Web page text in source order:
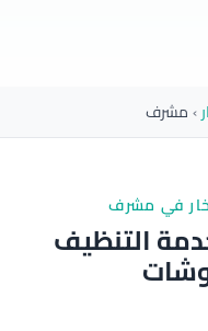
›مشرف
في مشرف
التنظيف